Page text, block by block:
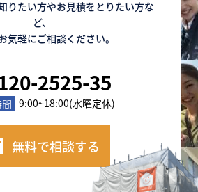
りたい方やお見積をとりたい方な
ど、
気軽にご相談ください。
2525-35
9:00~18:00(水曜定休)
無料で相談する